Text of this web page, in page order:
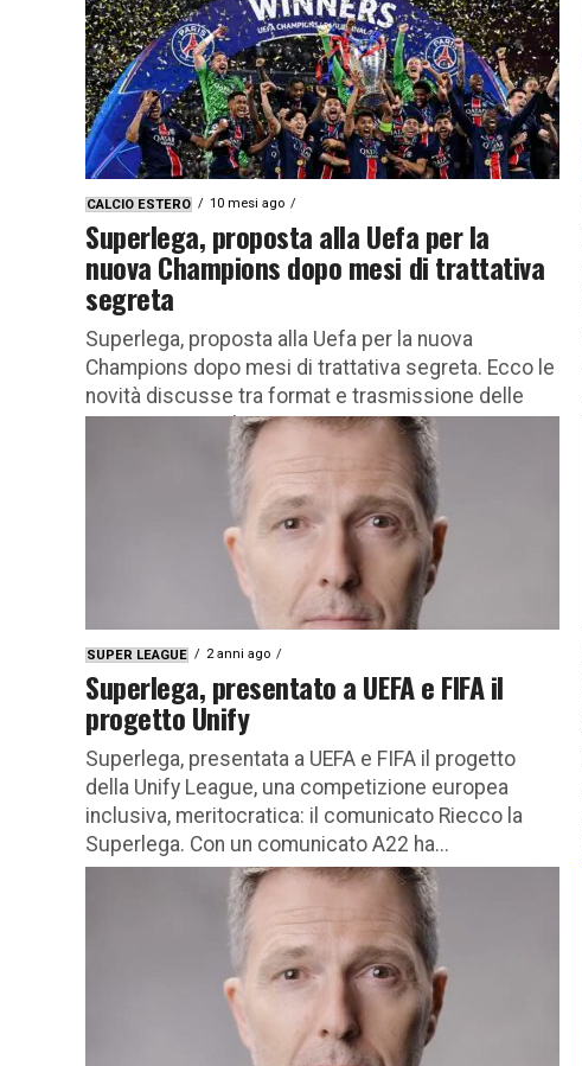
CALCIO ESTERO 10 mesi ago
Superlega, proposta alla Uefa per la
nuova Champions dopo mesi di trattativa
segreta
Superlega, proposta alla Uefa per la nuova
Champions dopo mesi di trattativa segreta. Ecco le
novità discusse tra format e trasmissione delle
partite La Superlega non...
SUPER LEAGUE 2 anni ago
Superlega, presentato a UEFA e FIFA il
progetto Unify
Superlega, presentata a UEFA e FIFA il progetto
della Unify League, una competizione europea
inclusiva, meritocratica: il comunicato Riecco la
Superlega. Con un comunicato A22 ha...